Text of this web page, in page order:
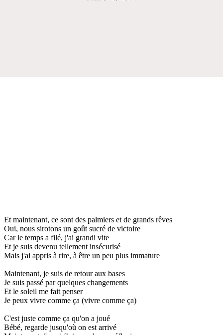
Et maintenant, ce sont des palmiers et de grands rêves
Oui, nous sirotons un goût sucré de victoire
Car le temps a filé, j'ai grandi vite
Et je suis devenu tellement insécurisé
Mais j'ai appris à rire, à être un peu plus immature
Maintenant, je suis de retour aux bases
Je suis passé par quelques changements
Et le soleil me fait penser
Je peux vivre comme ça (vivre comme ça)
C'est juste comme ça qu'on a joué
Bébé, regarde jusqu'où on est arrivé